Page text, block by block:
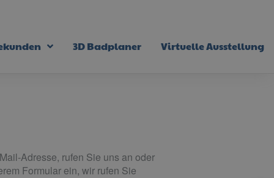
3D Badplaner Virtuelle Ausstellung
Adresse, rufen Sie uns an oder
Formular ein, wir rufen Sie